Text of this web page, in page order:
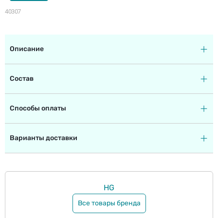
40307
Описание
Состав
Способы оплаты
Варианты доставки
HG
Все товары бренда